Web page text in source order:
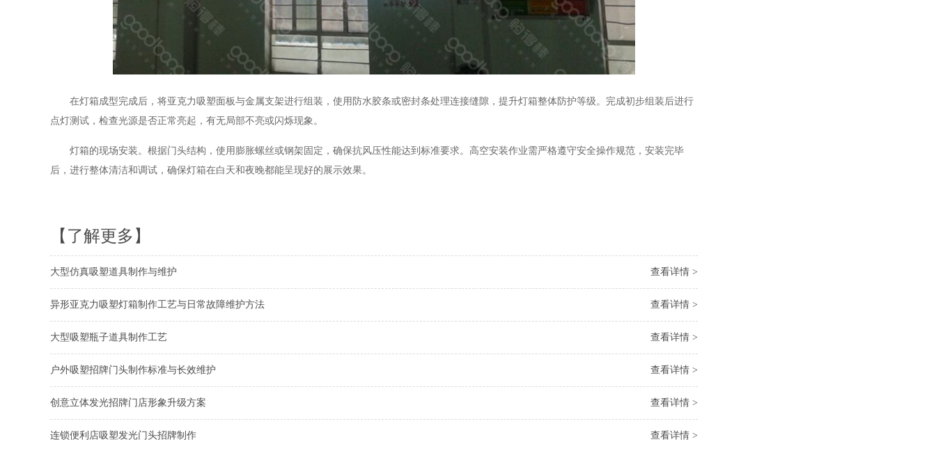
在灯箱成型完成后，将亚克力吸塑面板与金属支架进行组装，使用防水胶条或密封条处理连接缝隙，提升灯箱整体防护等级。完成初步组装后进行
点灯测试，检查光源是否正常亮起，有无局部不亮或闪烁现象。
灯箱的现场安装。根据门头结构，使用膨胀螺丝或钢架固定，确保抗风压性能达到标准要求。高空安装作业需严格遵守安全操作规范，安装完毕
后，进行整体清洁和调试，确保灯箱在白天和夜晚都能呈现好的展示效果。
【了解更多】
查看详情 >
大型仿真吸塑道具制作与维护
查看详情 >
异形亚克力吸塑灯箱制作工艺与日常故障维护方法
查看详情 >
大型吸塑瓶子道具制作工艺
查看详情 >
户外吸塑招牌门头制作标准与长效维护
查看详情 >
创意立体发光招牌门店形象升级方案
查看详情 >
连锁便利店吸塑发光门头招牌制作